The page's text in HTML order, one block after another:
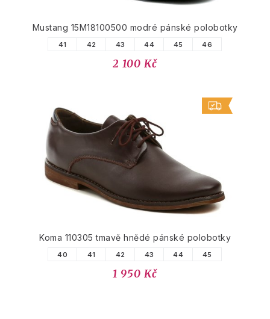
Mustang 15M18100500 modré pánské polobotky
41 42 43 44 45 46
2 100 Kč
Koma 110305 tmavě hnědé pánské polobotky
40 41 42 43 44 45
1 950 Kč